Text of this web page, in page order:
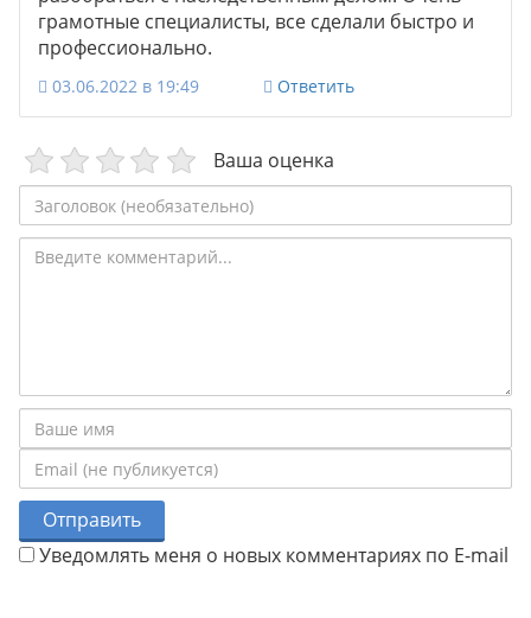
грамотные специалисты, все сделали быстро и
профессионально.
03.06.2022 в 19:49 Ответить
Ваша оценка
Отправить
Уведомлять меня о новых комментариях по E-mail